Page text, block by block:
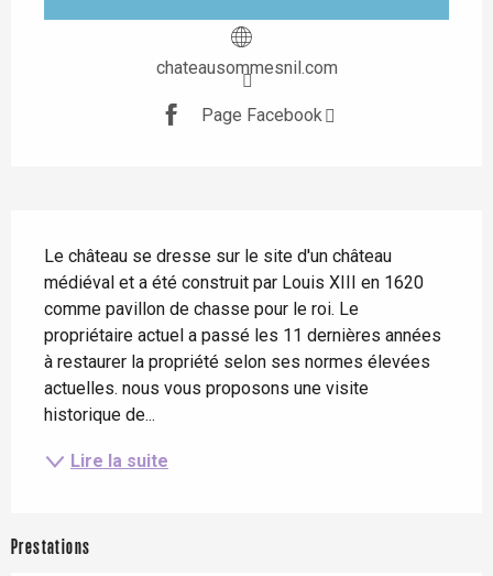
chateausommesnil.com
Page Facebook
Le château se dresse sur le site d'un château
médiéval et a été construit par Louis XIII en 1620
comme pavillon de chasse pour le roi. Le
propriétaire actuel a passé les 11 dernières années
à restaurer la propriété selon ses normes élevées
actuelles. nous vous proposons une visite
historique de...
Lire la suite
Prestations